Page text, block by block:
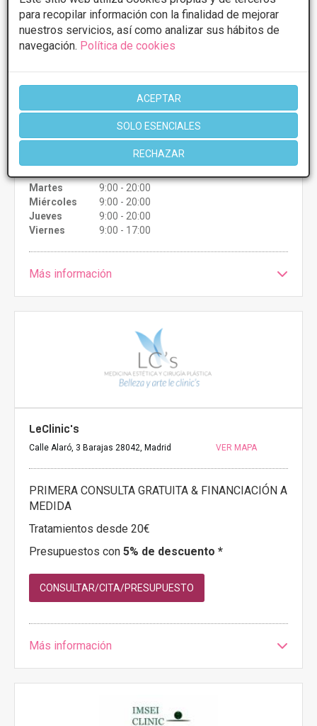
para recopilar información con la finalidad de mejorar
nuestros servicios, así como analizar sus hábitos de
navegación. Política de cookies
ACEPTAR
SOLO ESENCIALES
RECHAZAR
PRIMERA CONSULTA GRATUITA & FINANCIACIÓN A
5% de descuento *
CONSULTAR/CITA/PRESUPUESTO
Lunes
9:00 - 20:00
Martes
9:00 - 20:00
Miércoles
9:00 - 20:00
Jueves
9:00 - 20:00
Viernes
9:00 - 17:00
Más información
LeClinic's
Calle Alaró, 3 Barajas 28042, Madrid VER MAPA
PRIMERA CONSULTA GRATUITA & FINANCIACIÓN A
MEDIDA
Tratamientos desde 20€
Presupuestos con 5% de descuento *
CONSULTAR/CITA/PRESUPUESTO
Más información